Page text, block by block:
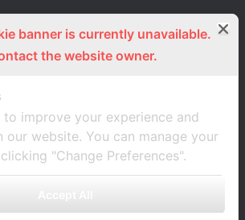
Lemon Farm Cafe
ร้านอาหารอินทรีย์
banner is currently unavailable.
the website owner.
to improve your experience and
our website. You can manage your
"Change Preferences".